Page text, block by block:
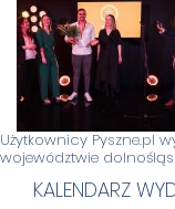
Użytkownicy Pyszne.pl
województwie
KALENDARZ